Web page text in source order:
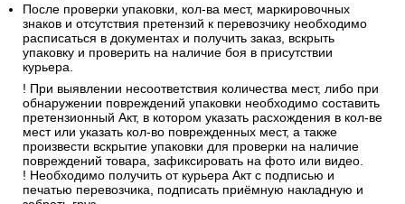
После проверки упаковки, кол-ва мест, маркировочных
знаков и отсутствия претензий к перевозчику необходимо
расписаться в документах и получить заказ, вскрыть
упаковку и проверить на наличие боя в присутствии
курьера.
! При выявлении несоответствия количества мест, либо при
обнаружении повреждений упаковки необходимо составить
претензионный Акт, в котором указать расхождения в кол-ве
мест или указать кол-во поврежденных мест, а также
произвести вскрытие упаковки для проверки на наличие
повреждений товара, зафиксировать на фото или видео.
! Необходимо получить от курьера Акт с подписью и
печатью перевозчика, подписать приёмную накладную и